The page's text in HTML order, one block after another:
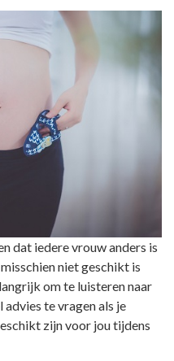
dat iedere vrouw anders is
niet geschikt is
om te luisteren naar
advies te vragen als je
zijn voor jou tijdens